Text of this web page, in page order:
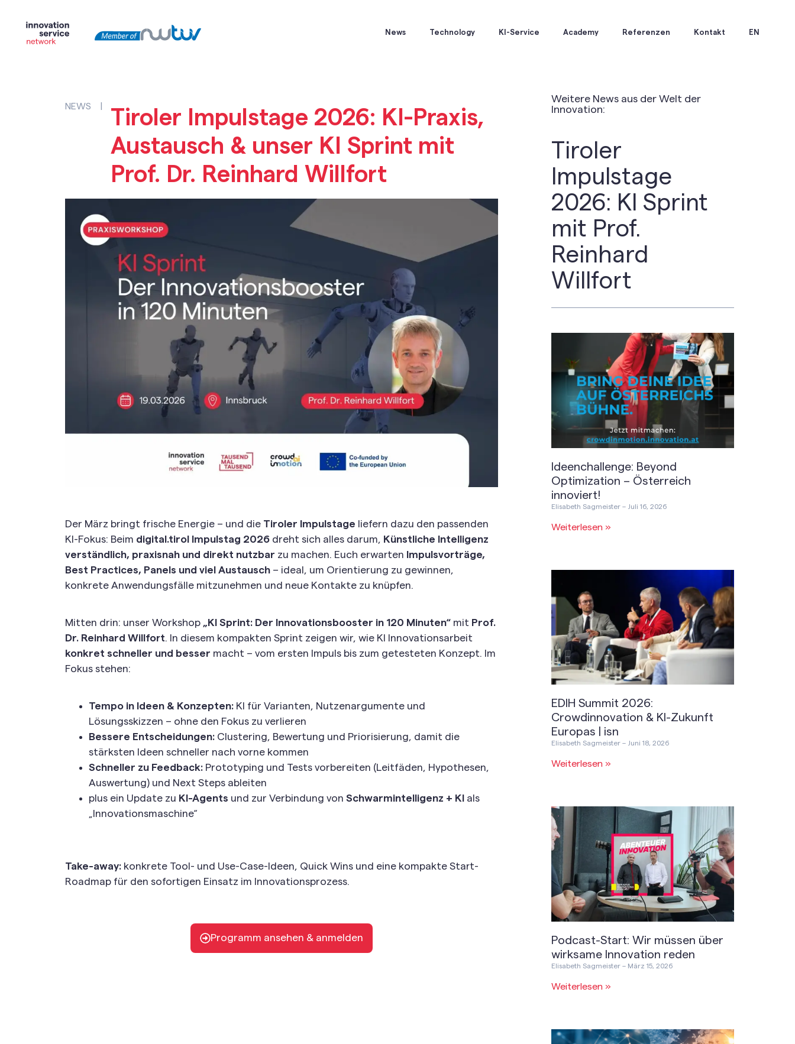
News Technology KI-Service Academy Referenzen Kontakt EN
NEWS
Tiroler Impulstage 2026: KI-Praxis,
Austausch & unser KI Sprint mit
Prof. Dr. Reinhard Willfort
Der März bringt frische Energie – und die Tiroler Impulstage liefern dazu den passenden
KI-Fokus: Beim digital.tirol Impulstag 2026 dreht sich alles darum, Künstliche Intelligenz
verständlich, praxisnah und direkt nutzbar zu machen. Euch erwarten Impulsvorträge,
Best Practices, Panels und viel Austausch – ideal, um Orientierung zu gewinnen,
konkrete Anwendungsfälle mitzunehmen und neue Kontakte zu knüpfen.
Mitten drin: unser Workshop „KI Sprint: Der Innovationsbooster in 120 Minuten“ mit Prof.
Dr. Reinhard Willfort. In diesem kompakten Sprint zeigen wir, wie KI Innovationsarbeit
konkret schneller und besser macht – vom ersten Impuls bis zum getesteten Konzept. Im
Fokus stehen:
Tempo in Ideen & Konzepten: KI für Varianten, Nutzenargumente und
Lösungsskizzen – ohne den Fokus zu verlieren
Bessere Entscheidungen: Clustering, Bewertung und Priorisierung, damit die
stärksten Ideen schneller nach vorne kommen
Schneller zu Feedback: Prototyping und Tests vorbereiten (Leitfäden, Hypothesen,
Auswertung) und Next Steps ableiten
plus ein Update zu KI-Agents und zur Verbindung von Schwarmintelligenz + KI als
„Innovationsmaschine“
Take-away: konkrete Tool- und Use-Case-Ideen, Quick Wins und eine kompakte Start-
Roadmap für den sofortigen Einsatz im Innovationsprozess.
Programm ansehen & anmelden
Weitere News aus der Welt der
Innovation:
Tiroler
Impulstage
2026: KI Sprint
mit Prof.
Reinhard
Willfort
Ideenchallenge: Beyond
Optimization – Österreich
innoviert!
Elisabeth Sagmeister Juli 16, 2026
Weiterlesen »
EDIH Summit 2026:
Crowdinnovation & KI-Zukunft
Europas | isn
Elisabeth Sagmeister Juni 18, 2026
Weiterlesen »
Podcast-Start: Wir müssen über
wirksame Innovation reden
Elisabeth Sagmeister März 15, 2026
Weiterlesen »